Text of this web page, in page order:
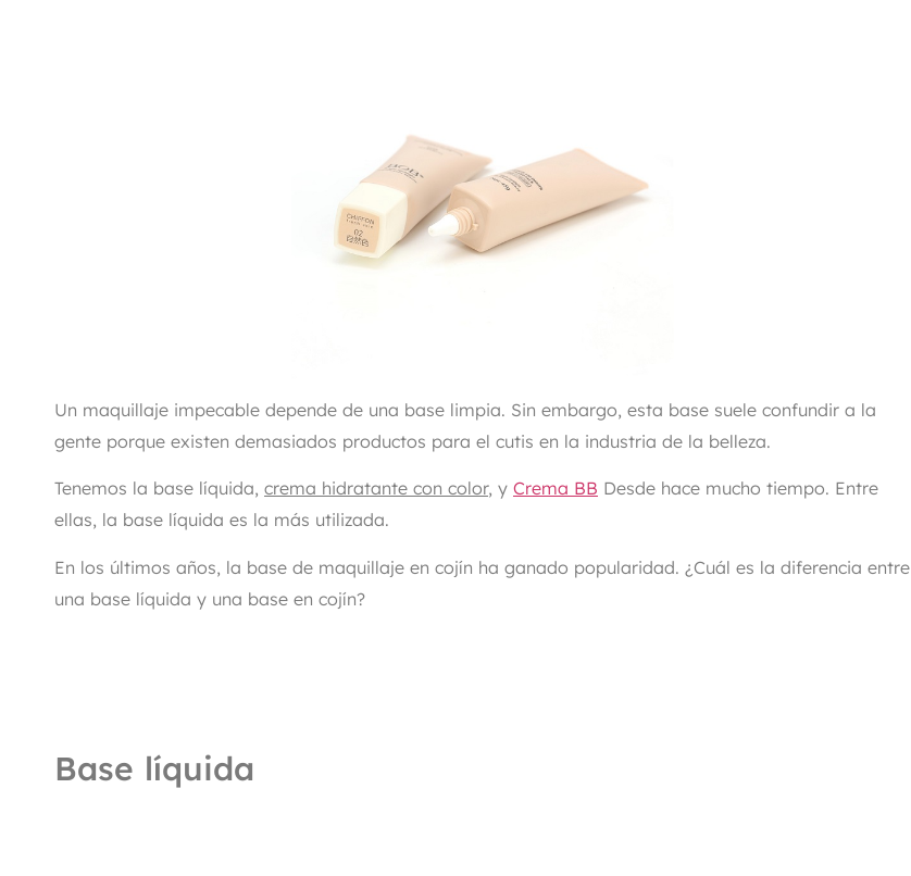
Un maquillaje impecable depende de una base limpia. Sin embargo, esta base suele confundir a la
gente porque existen demasiados productos para el cutis en la industria de la belleza.
Tenemos la base líquida, crema hidratante con color, y Crema BB Desde hace mucho tiempo. Entre
ellas, la base líquida es la más utilizada.
En los últimos años, la base de maquillaje en cojín ha ganado popularidad. ¿Cuál es la diferencia entre
una base líquida y una base en cojín?
Base líquida